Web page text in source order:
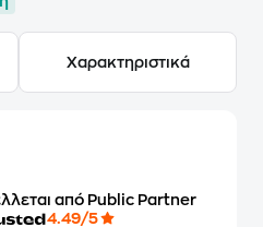
Χαρακτηριστικά
από Public Partner
4.49/5